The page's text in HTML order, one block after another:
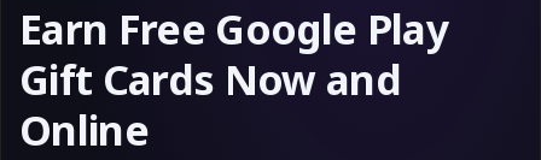
Earn Free Google Play
Gift Cards Now and
Online